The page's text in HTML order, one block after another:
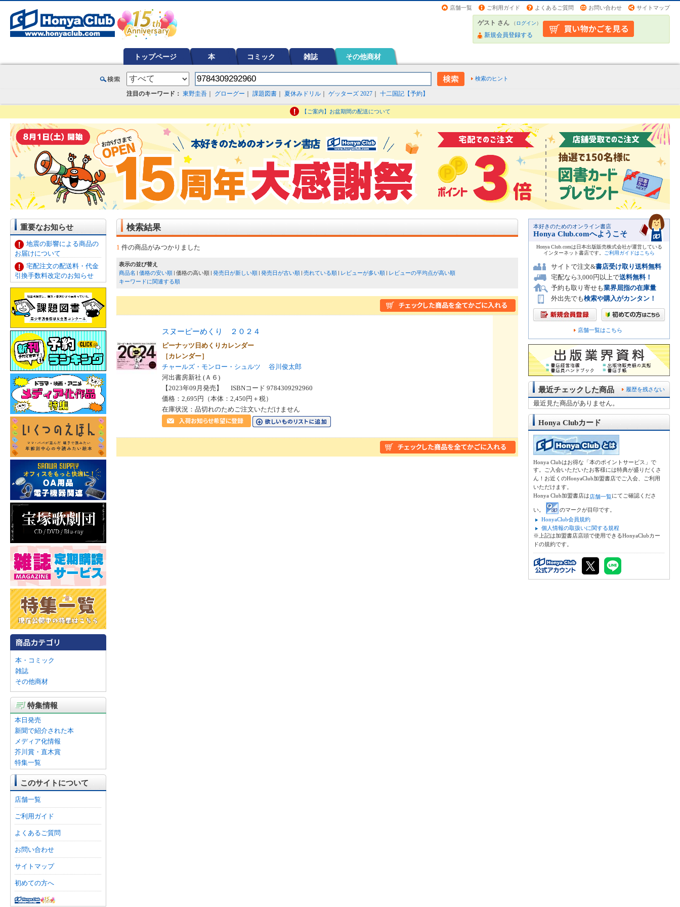
店舗一覧 ご利用ガイド よくあるご質問 お問い合わせ サイトマップ
ゲスト さん （ログイン）
新規会員登録する
トップページ 本 コミック 雑誌 その他商材
検索のヒント
注目のキーワード： 東野圭吾 グローグー 課題図書 夏休みドリル ゲッターズ 2027 十二国記【予約】
【ご案内】お盆期間の配送について
重要なお知らせ
地震の影響による商品の
お届けについて
宅配注文の配送料・代金
引換手数料改定のお知らせ
本・コミック
雑誌
その他商材
特集情報
本日発売
新聞で紹介された本
メディア化情報
芥川賞・直木賞
特集一覧
このサイトについて
店舗一覧
ご利用ガイド
よくあるご質問
お問い合わせ
サイトマップ
初めての方へ
検索結果
1 件の商品がみつかりました
表示の並び替え
商品名
価格の安い順 価格の高い順 発売日が新しい順 発売日が古い順 売れている順 レビューが多い順
レビューの平均点が高い順
キーワードに関連する順
スヌーピーめくり ２０２４
ピーナッツ日めくりカレンダー
［カレンダー］
チャールズ・モンロー・シュルツ
谷川俊太郎
河出書房新社 (Ａ６)
【2023年09月発売】 ISBNコード 9784309292960
価格：2,695円（本体：2,450円＋税）
在庫状況：品切れのためご注文いただけません
本好きのためのオンライン書店
Honya Club.comへようこそ
Honya Club.comは日本出版販売株式会社が運営している
インターネット書店です。
ご利用ガイドはこちら
サイトで注文&書店受け取り送料無料
宅配なら3,000円以上で送料無料！
予約も取り寄せも業界屈指の在庫量
外出先でも検索や購入がカンタン！
店舗一覧はこちら
履歴を残さない
最近チェックした商品
最近見た商品がありません。
Honya Clubカード
Honya Clubはお得な「本のポイントサービス」で
す。ご入会いただいたお客様には特典が盛りだくさ
ん！お近くのHonyaClub加盟書店でご入会、ご利用
いただけます。
Honya Club加盟書店は店舗一覧にてご確認くださ
い。
のマークが目印です。
HonyaClub会員規約
個人情報の取扱いに関する規程
※上記は加盟書店店頭で使用できるHonyaClubカー
ドの規約です。